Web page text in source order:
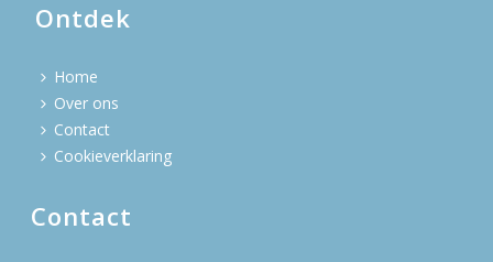
Ontdek
Home
Over ons
Contact
Cookieverklaring
Contact